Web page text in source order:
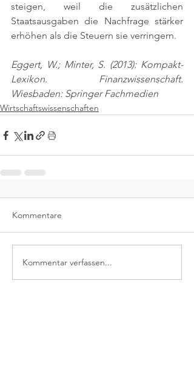
steigen, weil die zusätzlichen
Staatsausgaben die Nachfrage stärker
erhöhen als die Steuern sie verringern.
Eggert, W.; Minter, S. (2013): Kompakt-
Lexikon. Finanzwissenschaft.
Wiesbaden: Springer Fachmedien
Wirtschaftswissenschaften
Kommentare
Kommentar verfassen...